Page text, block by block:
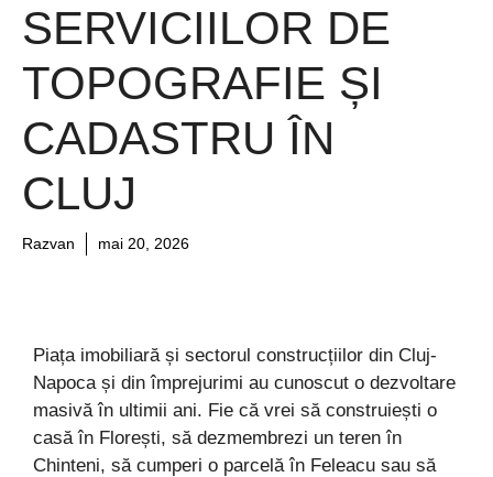
SERVICIILOR DE
TOPOGRAFIE ȘI
CADASTRU ÎN
CLUJ
Razvan mai 20, 2026
Piața imobiliară și sectorul construcțiilor din Cluj-
Napoca și din împrejurimi au cunoscut o dezvoltare
masivă în ultimii ani. Fie că vrei să construiești o
casă în Florești, să dezmembrezi un teren în
Chinteni, să cumperi o parcelă în Feleacu sau să